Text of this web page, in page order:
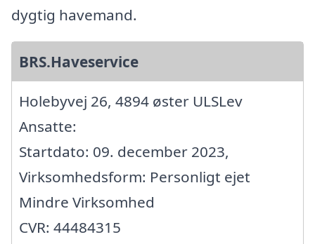
dygtig havemand.
BRS.Haveservice
Holebyvej 26, 4894 øster ULSLev
Ansatte:
Startdato: 09. december 2023,
Virksomhedsform: Personligt ejet
Mindre Virksomhed
CVR: 44484315